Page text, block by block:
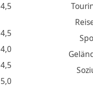
4,5
4,5
4,0
4,5
5,0